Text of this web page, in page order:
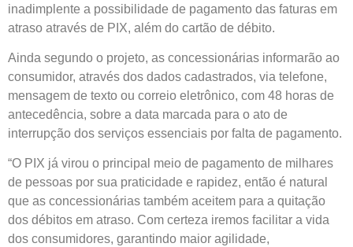
inadimplente a possibilidade de pagamento das faturas em
atraso através de PIX, além do cartão de débito.
Ainda segundo o projeto, as concessionárias informarão ao
consumidor, através dos dados cadastrados, via telefone,
mensagem de texto ou correio eletrônico, com 48 horas de
antecedência, sobre a data marcada para o ato de
interrupção dos serviços essenciais por falta de pagamento.
“O PIX já virou o principal meio de pagamento de milhares
de pessoas por sua praticidade e rapidez, então é natural
que as concessionárias também aceitem para a quitação
dos débitos em atraso. Com certeza iremos facilitar a vida
dos consumidores, garantindo maior agilidade,